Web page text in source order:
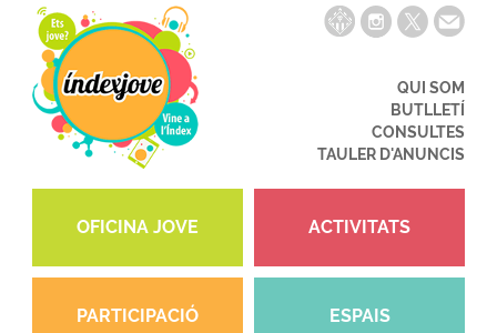
QUI SOM
BUTLLETÍ
CONSULTES
TAULER D'ANUNCIS
OFICINA JOVE ACTIVITATS
PARTICIPACIÓ ESPAIS